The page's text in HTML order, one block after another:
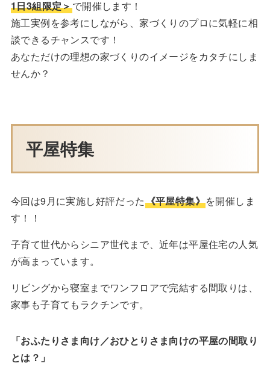
1日3組限定＞で開催します！
施工実例を参考にしながら、家づくりのプロに気軽に相
談できるチャンスです！
あなただけの理想の家づくりのイメージをカタチにしま
せんか？
平屋特集
今回は9月に実施し好評だった《平屋特集》を開催しま
す！！
子育て世代からシニア世代まで、近年は平屋住宅の人気
が高まっています。
リビングから寝室までワンフロアで完結する間取りは、
家事も子育てもラクチンです。
「おふたりさま向け／おひとりさま向けの平屋の間取り
とは？」